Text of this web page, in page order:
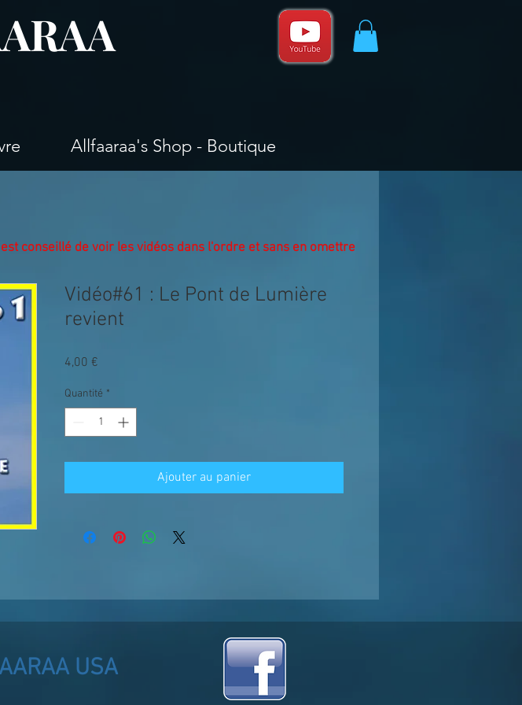
Allfaaraa's Shop - Boutique
Vidéo#61 : Le Pont de Lumière
revient
4,00 €
Quantité *
Ajouter au panier
conseillé de voir les vidéos dans l'ordre et sans en omettre
USA